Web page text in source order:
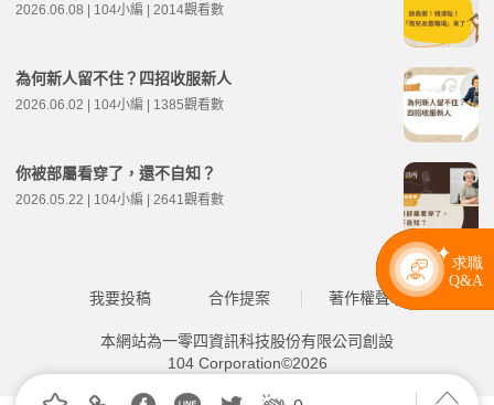
2026.06.08 | 104小編 | 2014觀看數
為何新人留不住？四招收服新人
2026.06.02 | 104小編 | 1385觀看數
你被部屬看穿了，還不自知？
2026.05.22 | 104小編 | 2641觀看數
我要投稿 合作提案 著作權聲明
本網站為一零四資訊科技股份有限公司創設
104 Corporation©2026